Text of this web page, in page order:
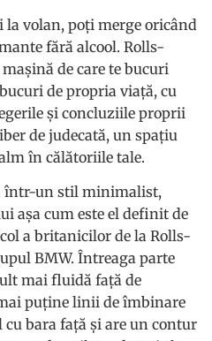
la volan, poți merge oricând
fără alcool. Rolls-
mașină de care te bucuri
de propria viață, cu
și concluziile proprii
de judecată, un spațiu
în călătoriile tale.
într-un stil minimalist,
așa cum este el definit de
a britanicilor de la Rolls-
BMW. Întreaga parte
mai fluidă față de
puține linii de îmbinare
bara față și are un contur